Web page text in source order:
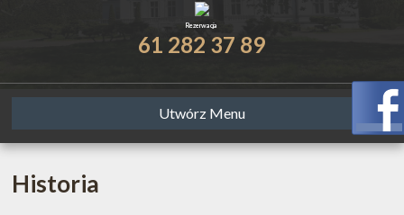
Rezerwacja
61 282 37 89
Utwórz Menu
Historia